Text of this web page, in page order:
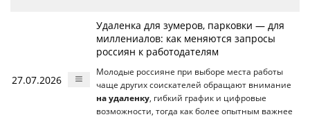
27.07.2026
Удаленка для зумеров, парковки — для
миллениалов: как меняются запросы
россиян к работодателям
Молодые россияне при выборе места работы
чаще других соискателей обращают внимание
на удаленку , гибкий график и цифровые
возможности, тогда как более опытным важнее